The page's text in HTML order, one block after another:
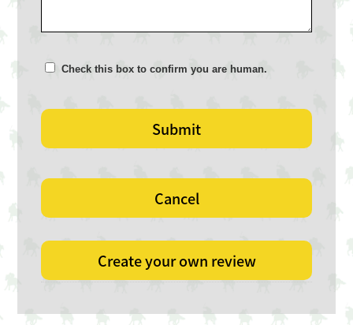
Check this box to confirm you are human.
Submit
Cancel
Create your own review